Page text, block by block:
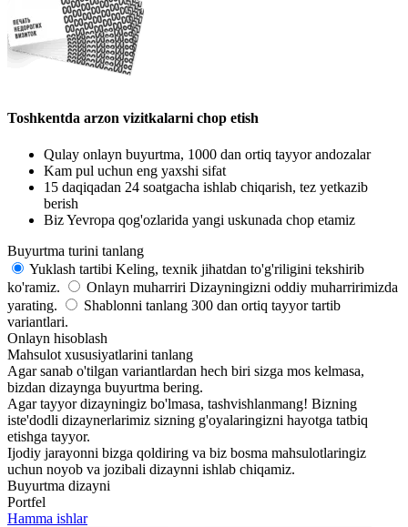
Toshkentda arzon vizitkalarni chop etish
Qulay onlayn buyurtma, 1000 dan ortiq tayyor andozalar
Kam pul uchun eng yaxshi sifat
15 daqiqadan 24 soatgacha ishlab chiqarish, tez yetkazib
berish
Biz Yevropa qog'ozlarida yangi uskunada chop etamiz
Buyurtma turini tanlang
Yuklash tartibi Keling, texnik jihatdan to'g'riligini tekshirib
ko'ramiz.
Onlayn muharriri Dizayningizni oddiy muharririmizda
yarating.
Shablonni tanlang 300 dan ortiq tayyor tartib
variantlari.
Onlayn hisoblash
Mahsulot xususiyatlarini tanlang
Agar sanab o'tilgan variantlardan hech biri sizga mos kelmasa,
bizdan dizaynga buyurtma bering.
Agar tayyor dizayningiz bo'lmasa, tashvishlanmang! Bizning
iste'dodli dizaynerlarimiz sizning g'oyalaringizni hayotga tatbiq
etishga tayyor.
Ijodiy jarayonni bizga qoldiring va biz bosma mahsulotlaringiz
uchun noyob va jozibali dizaynni ishlab chiqamiz.
Buyurtma dizayni
Portfel
Hamma ishlar